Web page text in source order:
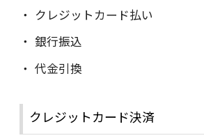
クレジットカード払い
銀行振込
代金引換
クレジットカード決済